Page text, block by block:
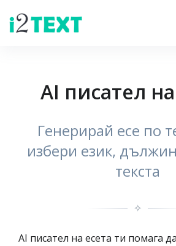
AI писател
Генерирай есе по
избери език,
текста
✧
AI писател на есета ти помага